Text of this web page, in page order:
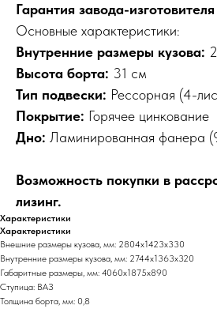
Гарантия завода-
Основные характеристики:
Внутренние размеры кузова:
Высота борта: 31 см
Тип подвески: Рессорная (4-
Покрытие: Горячее цинкование
Дно: Ламинированная фанера
Возможность покупки в
лизинг.
Характеристики
Характеристики
Внешние размеры кузова, мм: 2804х1423х330
Внутренние размеры кузова, мм: 2744х1363х320
Габаритные размеры, мм: 4060х1875х890
Ступица: ВАЗ
Толщина борта, мм: 0,8